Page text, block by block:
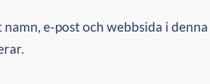
namn, e-post och webbsida i